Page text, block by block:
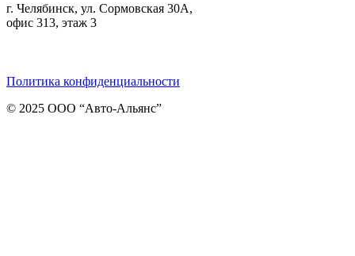
г. Челябинск, ул. Сормовская 30А,
офис 313, этаж 3
Политика конфиденциальности
© 2025 ООО “Авто-Альянс”